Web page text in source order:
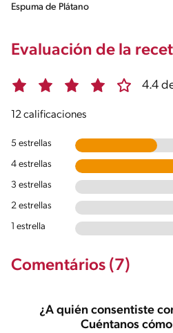
Espuma de Plátano
Evaluación de la
4.4
12 calificaciones
5 estrellas
4 estrellas
3 estrellas
2 estrellas
1 estrella
Comentários (7)
¿A quién consentiste
Cuéntanos